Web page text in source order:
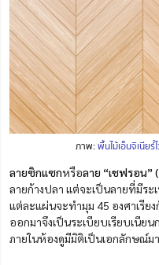
ภาพ:พื้นไม้เอ็นจิเนียร์์
ลายซิกแซกหรือลาย “เชฟรอน”
ลายก้างปลา แต่จะเป็นลายที่มีระ
แต่ละแผ่นจะทำมุม 45 องศาเรีย
ออกมาจึงเป็นระเบียบเรียบเนีย
ภายในห้องดูมีมิติเป็นเอกลักษณ์ม